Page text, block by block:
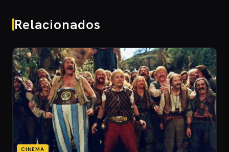
Relacionados
CINEMA